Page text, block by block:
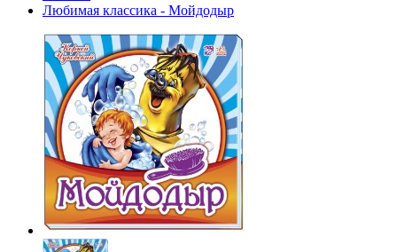
Любимая классика - Мойдодыр